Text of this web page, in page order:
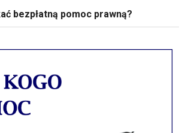
bezpłatną pomoc prawną?